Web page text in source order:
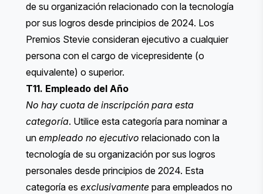
de su organización relacionado con la tecnología
por sus logros desde principios de 2024. Los
Premios Stevie consideran ejecutivo a cualquier
persona con el cargo de vicepresidente (o
equivalente) o superior.
T11. Empleado del Año
No hay cuota de inscripción para esta
categoría. Utilice esta categoría para nominar a
un empleado no ejecutivo relacionado con la
tecnología de su organización por sus logros
personales desde principios de 2024. Esta
categoría es exclusivamente para empleados no